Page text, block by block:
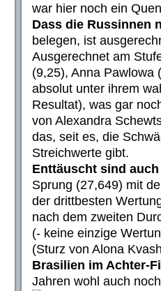
war hier noch ein
Dass die Russinnen
belegen, ist
Ausgerechnet am
(9,25), Anna Pawlowa
absolut unter ihrem
Resultat), was gar
von Alexandra
das, seit es, die
Streichwerte gibt.
Enttäuscht sind
Sprung (27,649) mit
der drittbesten
nach dem zweiten
(- keine einzige
(Sturz von Alona
Brasilien im Achter-
Jahren wohl auch